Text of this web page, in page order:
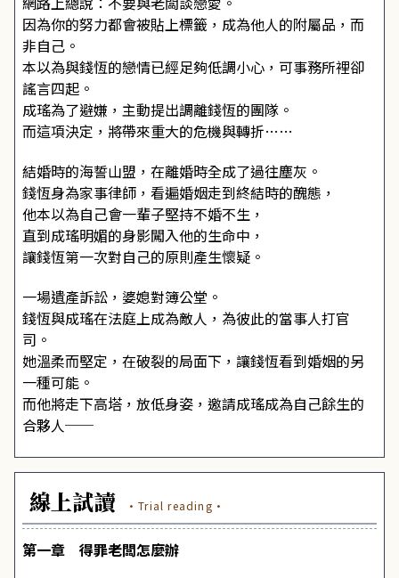
因為你的努力都會被貼上標籤，成為他人的附屬品，而
非自己。
本以為與錢恆的戀情已經足夠低調小心，可事務所裡卻
謠言四起。
成瑤為了避嫌，主動提出調離錢恆的團隊。
而這項決定，將帶來重大的危機與轉折……
結婚時的海誓山盟，在離婚時全成了過往塵灰。
錢恆身為家事律師，看遍婚姻走到終結時的醜態，
他本以為自己會一輩子堅持不婚不生，
直到成瑤明媚的身影闖入他的生命中，
讓錢恆第一次對自己的原則產生懷疑。
一場遺產訴訟，婆媳對簿公堂。
錢恆與成瑤在法庭上成為敵人，為彼此的當事人打官
司。
她溫柔而堅定，在破裂的局面下，讓錢恆看到婚姻的另
一種可能。
而他將走下高塔，放低身姿，邀請成瑤成為自己餘生的
合夥人──
線上試讀 ·Trial reading·
第一章 得罪老闆怎麼辦